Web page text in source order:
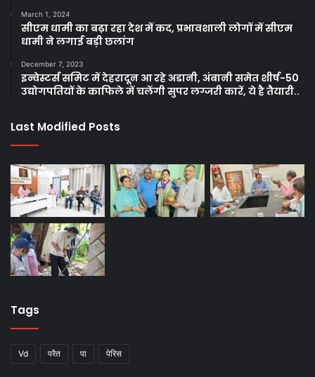
March 1, 2024
सीएम धामी का बढ़ा रहा देश में कद, प्रभावशाली लोगों में सीएम
धामी ने लगाई बड़ी छलांग
December 7, 2023
इन्वेस्टर्स समिट में देहरादून आ रहे अडानी, अंबानी समेत शीर्ष-50
उद्योगपतियों के काफिले में चलेंगी सुपर लग्जरी कारें, ये है तैयारी..
Last Modified Posts
Tags
Vd परैत पा पेरिस